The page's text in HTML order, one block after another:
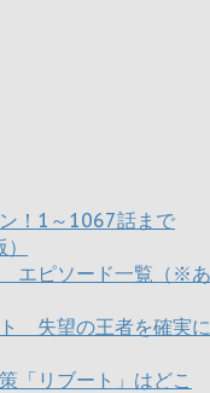
！1～1067話まで
エピソード一覧（※あ
失望の王者を確実に
「リブート」はどこ